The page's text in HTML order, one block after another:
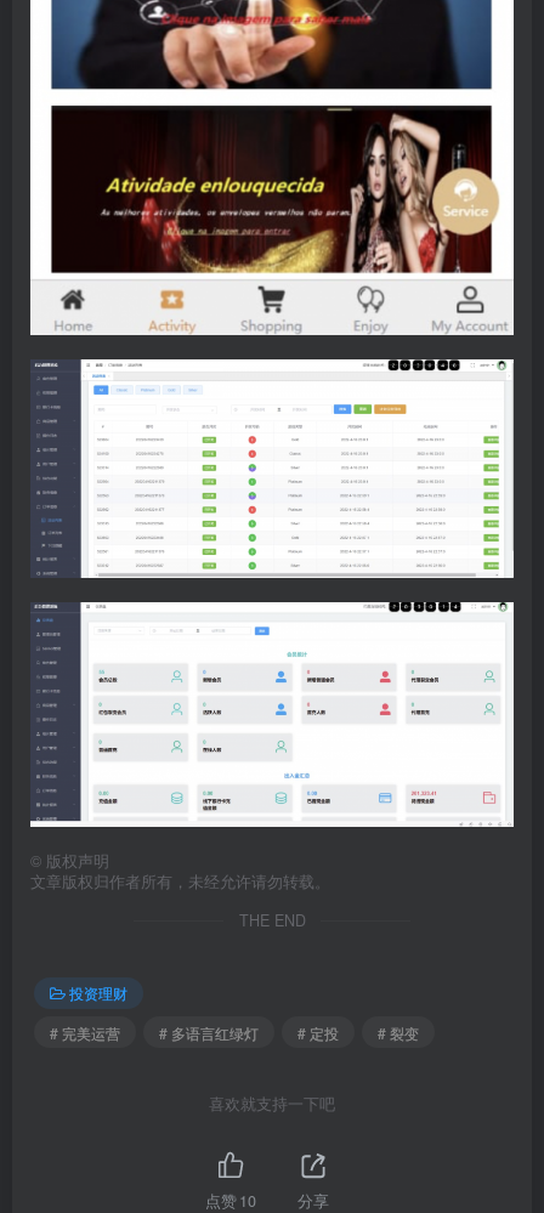
© 版权声明
文章版权归作者所有，未经允许请勿转载。
THE END
投资理财
# 完美运营
# 多语言红绿灯 # 定投 # 裂变
喜欢就支持一下吧
点赞10 分享